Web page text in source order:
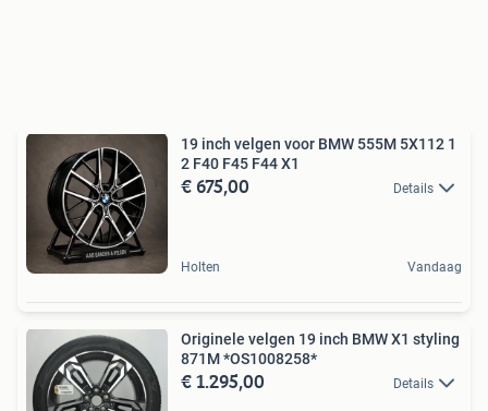
19 inch velgen voor BMW 555M 5X112 1
2 F40 F45 F44 X1
€ 675,00 Details
Holten Vandaag
Originele velgen 19 inch BMW X1 styling
871M *OS1008258*
€ 1.295,00 Details